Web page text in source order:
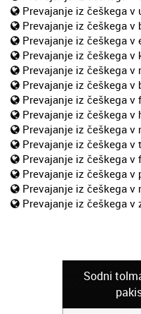
Prevajanje iz češkega v
Prevajanje iz češkega v
Prevajanje iz češkega v
Prevajanje iz češkega v
Prevajanje iz češkega v
Prevajanje iz češkega v
Prevajanje iz češkega v
Prevajanje iz češkega v
Prevajanje iz češkega v
Prevajanje iz češkega v
Prevajanje iz češkega v
Prevajanje iz češkega v
Prevajanje iz češkega v
Prevajanje iz češkega v
Sodni